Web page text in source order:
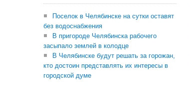
Поселок в Челябинске на сутки оставят
без водоснабжения
В пригороде Челябинска рабочего
засыпало землей в колодце
В Челябинске будут решать за горожан,
кто достоин представлять их интересы в
городской думе